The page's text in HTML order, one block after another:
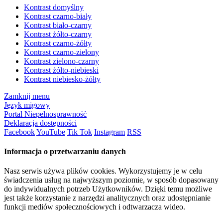
Kontrast domyślny
Kontrast czarno-biały
Kontrast biało-czarny
Kontrast żółto-czarny
Kontrast czarno-żółty
Kontrast czarno-zielony
Kontrast zielono-czarny
Kontrast żółto-niebieski
Kontrast niebiesko-żółty
Zamknij menu
Język migowy
Portal Niepełnosprawność
Deklaracja dostępności
FacebookYouTube Tik Tok Instagram RSS
Informacja o przetwarzaniu danych
Nasz serwis używa plików cookies. Wykorzystujemy je w celu
świadczenia usług na najwyższym poziomie, w sposób dopasowany
do indywidualnych potrzeb Użytkowników. Dzięki temu możliwe
jest także korzystanie z narzędzi analitycznych oraz udostępnianie
funkcji mediów społecznościowych i odtwarzacza wideo.